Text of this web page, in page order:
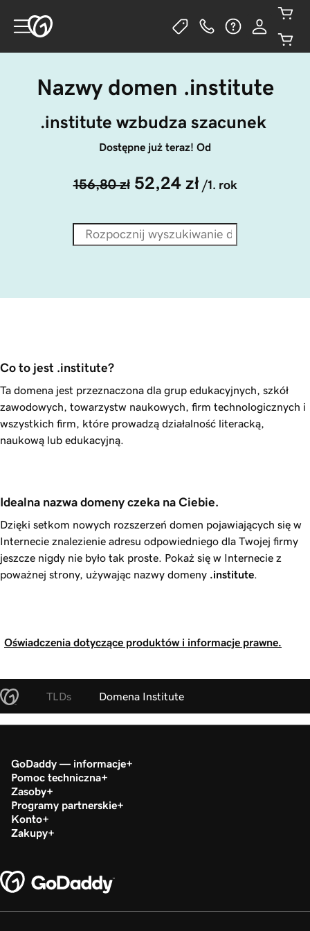
Nazwy domen .institute
.institute wzbudza szacunek
Dostępne już teraz! Od
156,80 zł 52,24 zł /1. rok
Co to jest .institute?
Ta domena jest przeznaczona dla grup edukacyjnych, szkół
zawodowych, towarzystw naukowych, firm technologicznych i
wszystkich firm, które prowadzą działalność literacką,
naukową lub edukacyjną.
Idealna nazwa domeny czeka na Ciebie.
Dzięki setkom nowych rozszerzeń domen pojawiających się w
Internecie znalezienie adresu odpowiedniego dla Twojej firmy
jeszcze nigdy nie było tak proste. Pokaż się w Internecie z
poważnej strony, używając nazwy domeny .institute
Oświadczenia dotyczące produktów i informacje prawne.
TLDs Domena Institute
GoDaddy — informacje
Pomoc techniczna
Zasoby
Programy partnerskie
Konto
Zakupy